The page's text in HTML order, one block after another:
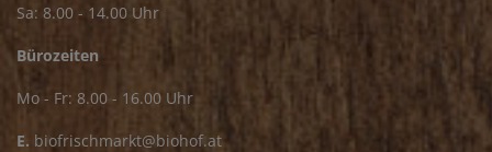
Sa: 8.00 - 14.00 Uhr
Bürozeiten
Mo - Fr: 8.00 - 16.00 Uhr
E. biofrischmarkt@biohof.at